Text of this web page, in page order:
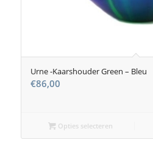
Urne -Kaarshouder Green – Bleu
€86,00
Opties selecteren